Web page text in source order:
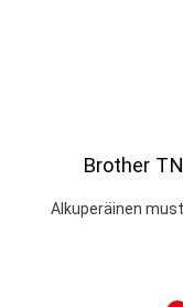
Brother
Alkuperäinen